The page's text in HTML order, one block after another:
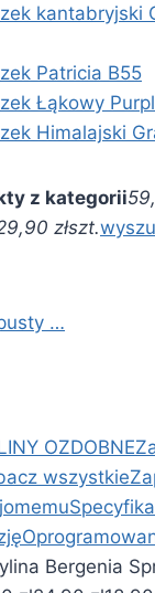
kantabryjski
Patricia B55
Łąkowy
Himalajski
z kategorii
złszt.
…
OZDOBNE
wszystkie
Bergenia